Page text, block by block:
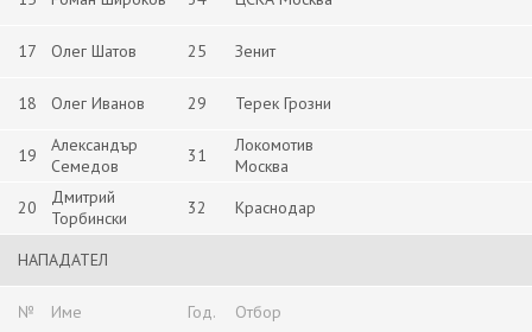
17 Олег Шатов 25 Зенит
18 Олег Иванов 29 Терек Грозни
19
Александър
Семедов
31
Локомотив
Москва
20
Дмитрий
Торбински
32 Краснодар
НАПАДАТЕЛ
№ Име Год. Отбор